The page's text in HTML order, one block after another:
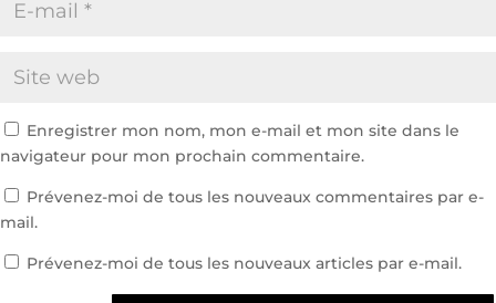
Enregistrer mon nom, mon e-mail et mon site dans le
navigateur pour mon prochain commentaire.
Prévenez-moi de tous les nouveaux commentaires par e-
mail.
Prévenez-moi de tous les nouveaux articles par e-mail.